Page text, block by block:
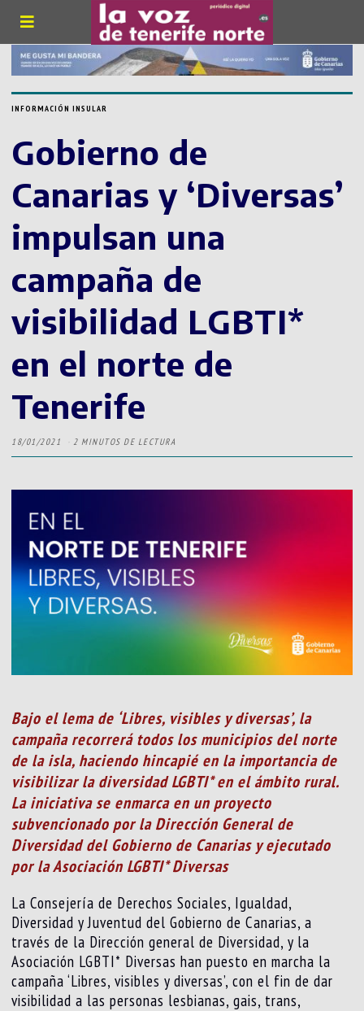
INFORMACIÓN INSULAR
Gobierno de
Canarias y ‘Diversas’
impulsan una
campaña de
visibilidad LGBTI*
en el norte de
Tenerife
18/01/2021 2 MINUTOS DE LECTURA
Bajo el lema de ‘Libres, visibles y diversas’, la
campaña recorrerá todos los municipios del norte
de la isla, haciendo hincapié en la importancia de
visibilizar la diversidad LGBTI* en el ámbito rural.
La iniciativa se enmarca en un proyecto
subvencionado por la Dirección General de
Diversidad del Gobierno de Canarias y ejecutado
por la Asociación LGBTI* Diversas
La Consejería de Derechos Sociales, Igualdad,
Diversidad y Juventud del Gobierno de Canarias, a
través de la Dirección general de Diversidad, y la
Asociación LGBTI* Diversas han puesto en marcha la
campaña ‘Libres, visibles y diversas’, con el fin de dar
visibilidad a las personas lesbianas, gais, trans,